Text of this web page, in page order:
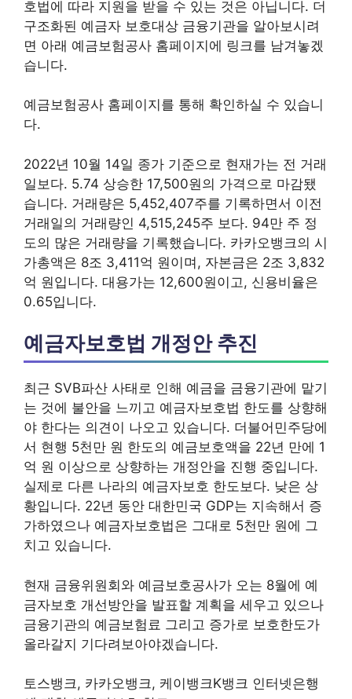
호법에 따라 지원을 받을 수 있는 것은 아닙니다. 더
구조화된 예금자 보호대상 금융기관을 알아보시려
면 아래 예금보험공사 홈페이지에 링크를 남겨놓겠
습니다.
예금보험공사 홈페이지를 통해 확인하실 수 있습니
다.
2022년 10월 14일 종가 기준으로 현재가는 전 거래
일보다. 5.74 상승한 17,500원의 가격으로 마감됐
습니다. 거래량은 5,452,407주를 기록하면서 이전
거래일의 거래량인 4,515,245주 보다. 94만 주 정
도의 많은 거래량을 기록했습니다. 카카오뱅크의 시
가총액은 8조 3,411억 원이며, 자본금은 2조 3,832
억 원입니다. 대용가는 12,600원이고, 신용비율은
0.65입니다.
예금자보호법 개정안 추진
최근 SVB파산 사태로 인해 예금을 금융기관에 맡기
는 것에 불안을 느끼고 예금자보호법 한도를 상향해
야 한다는 의견이 나오고 있습니다. 더불어민주당에
서 현행 5천만 원 한도의 예금보호액을 22년 만에 1
억 원 이상으로 상향하는 개정안을 진행 중입니다.
실제로 다른 나라의 예금자보호 한도보다. 낮은 상
황입니다. 22년 동안 대한민국 GDP는 지속해서 증
가하였으나 예금자보호법은 그대로 5천만 원에 그
치고 있습니다.
현재 금융위원회와 예금보호공사가 오는 8월에 예
금자보호 개선방안을 발표할 계획을 세우고 있으나
금융기관의 예금보험료 그리고 증가로 보호한도가
올라갈지 기다려보아야겠습니다.
토스뱅크, 카카오뱅크, 케이뱅크K뱅크 인터넷은행